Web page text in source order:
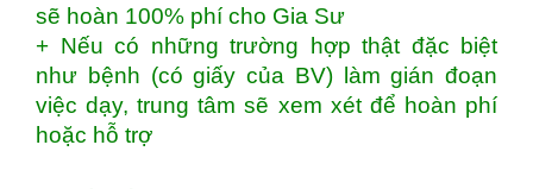
sẽ hoàn 100% phí cho Gia Sư
+ Nếu có những trường hợp thật đặc biệt
như bệnh (có giấy của BV) làm gián đoạn
việc dạy, trung tâm sẽ xem xét để hoàn phí
hoặc hỗ trợ